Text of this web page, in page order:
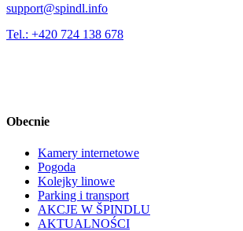
support@spindl.info
Tel.: +420 724 138 678
Obecnie
Kamery internetowe
Pogoda
Kolejky linowe
Parking i transport
AKCJE W ŠPINDLU
AKTUALNOŚCI